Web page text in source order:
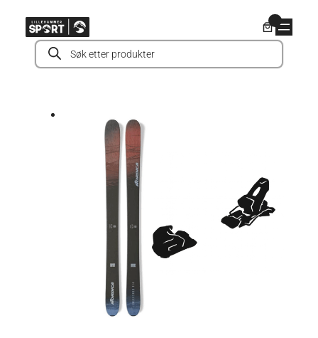
innholdProducts
search